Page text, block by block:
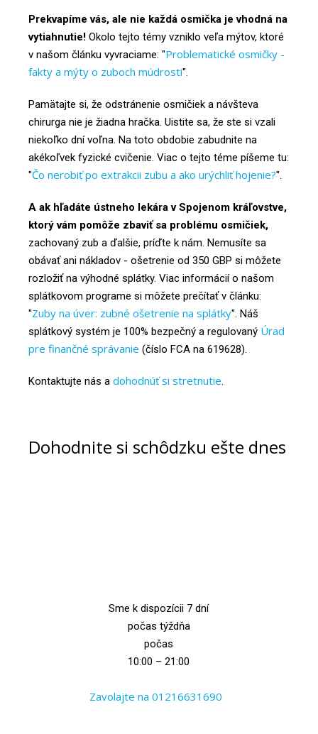
Prekvapíme vás, ale nie každá osmička je vhodná na
vytiahnutie!Okolo tejto témy vzniklo veľa mýtov, ktoré
v našom článku vyvraciame: "Problematické osmičky -
fakty a mýty o zuboch múdrosti".
Pamätajte si, že odstránenie osmičiek a návšteva
chirurga nie je žiadna hračka. Uistite sa, že ste si vzali
niekoľko dní voľna. Na toto obdobie zabudnite na
akékoľvek fyzické cvičenie. Viac o tejto téme píšeme tu:
"Čo nerobiť po extrakcii zubu a ako urýchliť hojenie?".
A ak hľadáte ústneho lekára v Spojenom kráľovstve,
ktorý vám pomôže zbaviť sa problému osmičiek,
zachovaný zub a ďalšie, príďte k nám. Nemusíte sa
obávať ani nákladov - ošetrenie od 350 GBP si môžete
rozložiť na výhodné splátky. Viac informácií o našom
splátkovom programe si môžete prečítať v článku:
"Zuby na úver: zubné ošetrenie na splátky". Náš
splátkový systém je 100% bezpečný a regulovaný Úrad
pre finančné správanie (číslo FCA na 619628).
Kontaktujte nás adohodnúť si stretnutie.
Dohodnite si schôdzku ešte dnes
Sme k dispozícii 7 dní
počas týždňa
počas
10:00 – 21:00
Zavolajte na 01216631690